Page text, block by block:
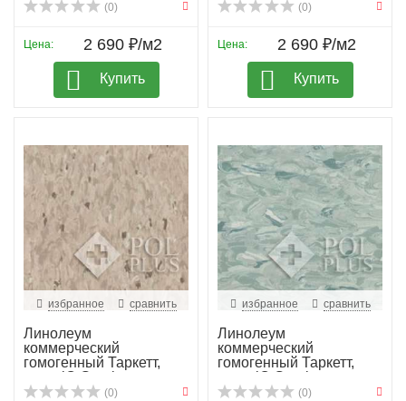
(0)
Цена: 2 690 ₽/м2
Купить
(0)
Цена: 2 690 ₽/м2
Купить
избранное сравнить
Линолеум
коммерческий
гомогенный Таркетт,
колл. iQ Granit...
(0)
избранное сравнить
Линолеум
коммерческий
гомогенный Таркетт,
колл. iQ Granit...
(0)